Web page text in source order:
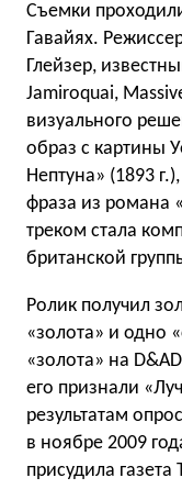
Съемки
Гавайях.
Глейзер,
Jamiroquai,
визуального
образ с картины
Нептуна» (1893
фраза из
треком стала
британской
Ролик получил
«золота» и одно
«золота» на
его признали
результатам
в ноябре 2009
присудила